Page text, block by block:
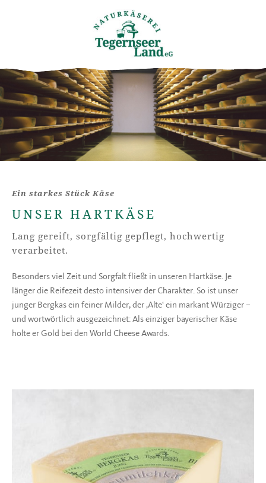
Ein starkes Stück Käse
UNSER HARTKÄSE
Lang gereift, sorgfältig gepflegt, hochwertig
verarbeitet.
Besonders viel Zeit und Sorgfalt fließt in unseren Hartkäse. Je
länger die Reifezeit desto intensiver der Charakter. So ist unser
junger Bergkas ein feiner Milder, der ‚Alte‘ ein markant Würziger –
und wortwörtlich ausgezeichnet: Als einziger bayerischer Käse
holte er Gold bei den World Cheese Awards.